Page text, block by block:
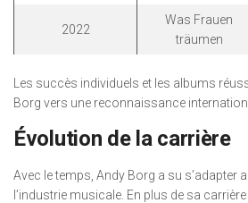
2022
Was Frauen
träumen
Les succès individuels et les albums
Borg vers une reconnaissance
Évolution de la carrière
Avec le temps, Andy Borg a su s’adapter
l’industrie musicale. En plus de sa